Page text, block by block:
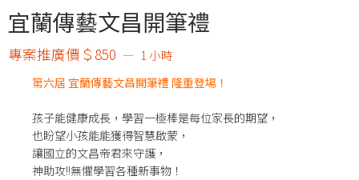
宜蘭傳藝文昌開筆禮
專案推廣價＄850 1 小時
第六屆 宜蘭傳藝文昌開筆禮 隆重登場！
孩子能健康成長，學習一極棒是每位家長的期望，
也盼望小孩能能獲得智慧啟蒙，
讓國立的文昌帝君來守護，
神助攻!!無懼學習各種新事物！